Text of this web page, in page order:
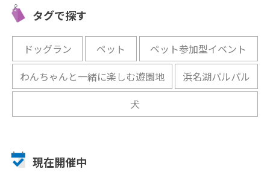
園」
されよう♡
タグで探す
ドッグラン ペット
ペット参加型イベント
わんちゃんと一緒に楽しむ遊園地
浜名湖パルパル
犬
現在開催中